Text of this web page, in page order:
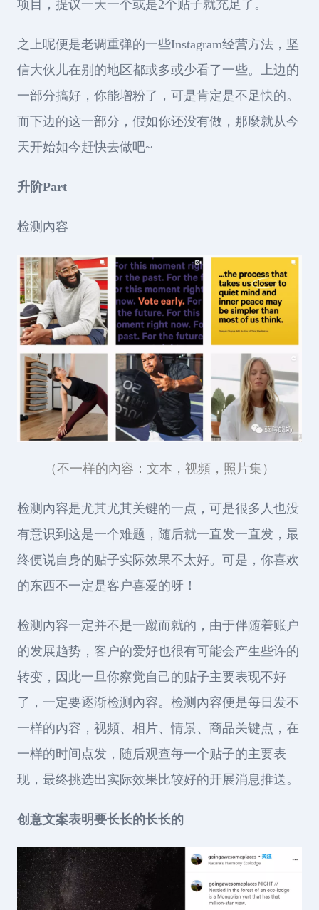
项目，提议一天一个或是2个贴子就充足了。
之上呢便是老调重弹的一些Instagram经营方法，坚
信大伙儿在别的地区都或多或少看了一些。上边的
一部分搞好，你能增粉了，可是肯定是不足快的。
而下边的这一部分，假如你还没有做，那麼就从今
天开始如今赶快去做吧~
升阶Part
检测內容
（不一样的內容：文本，视頻，照片集）
检测內容是尤其尤其关键的一点，可是很多人也没
有意识到这是一个难题，随后就一直发一直发，最
终便说自身的贴子实际效果不太好。可是，你喜欢
的东西不一定是客户喜爱的呀！
检测內容一定并不是一蹴而就的，由于伴随着账户
的发展趋势，客户的爱好也很有可能会产生些许的
转变，因此一旦你察觉自己的贴子主要表现不好
了，一定要逐渐检测內容。检测內容便是每日发不
一样的內容，视頻、相片、情景、商品关键点，在
一样的时间点发，随后观查每一个贴子的主要表
现，最终挑选出实际效果比较好的开展消息推送。
创意文案表明要长长的长长的